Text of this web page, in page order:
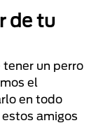
de tu
un perro
el
en todo
amigos